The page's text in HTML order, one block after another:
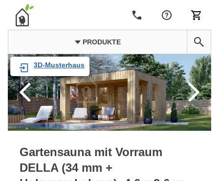
PRODUKTE
3D-Musterhaus
Gartensauna mit Vorraum
DELLA (34 mm +